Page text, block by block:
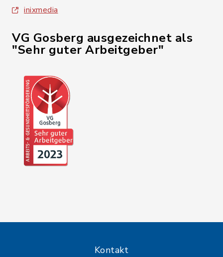
inixmedia
VG Gosberg ausgezeichnet als
"Sehr guter Arbeitgeber"
Kontakt